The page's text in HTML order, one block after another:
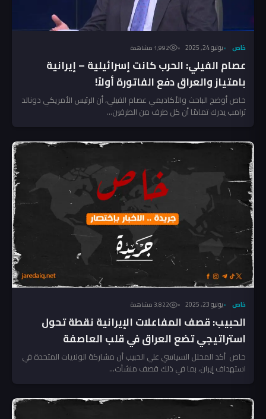
خاص يونيو 24, 2025 1٬992 مشاهدة
عصام الفيلي: الحرب كانت إسرائيلية – إيرانية
بامتياز والعراق دفع الفاتورة أولاً!
خاص أوضح الباحث والأكاديمي عصام الفيلي، أن الرئيس الأمريكي دونالد
ترامب يدرك تمامًا أن كل طرف من الطرفين...
خاص يونيو 23, 2025 3٬822 مشاهدة
الحبيب: قصف المفاعلات الإيرانية نقطة تحول
استراتيجي تضع العراق في قلب العاصفة
خاص أكد المحلل السياسي علي الحبيب أن مشاركة الولايات المتحدة في
استهداف إيران، بما في ذلك قصف منشآت...